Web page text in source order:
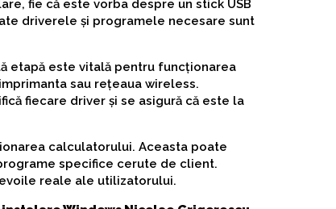
fie că este vorba despre un stick USB
driverele și programele necesare sunt
etapă este vitală pentru funcționarea
sau rețeaua wireless.
fiecare driver și se asigură că este la
calculatorului. Aceasta poate
specifice cerute de client.
reale ale utilizatorului.